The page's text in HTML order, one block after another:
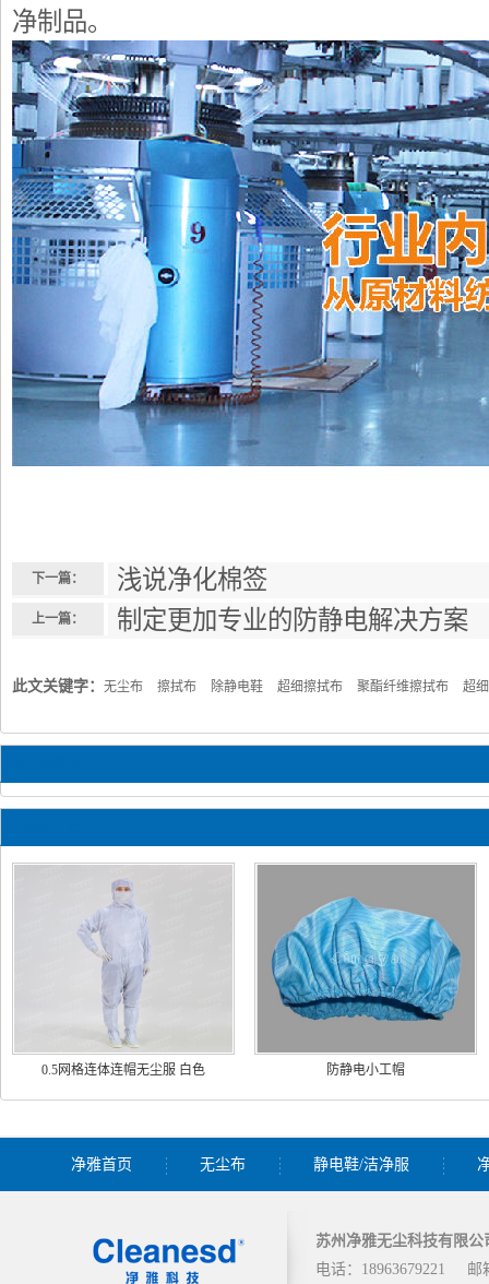
净制品。
下一篇： 浅说净化棉签
上一篇： 制定更加专业的防静电解决方案
此文关键字： 无尘布 擦拭布 除静电鞋 超细擦拭布 聚酯纤维擦拭布 超
0.5网格连体连帽无尘服 白色 防静电小工帽
净雅首页 无尘布 静电鞋/洁净服
苏州净雅无尘科技有限公
电话：18963679221
邮